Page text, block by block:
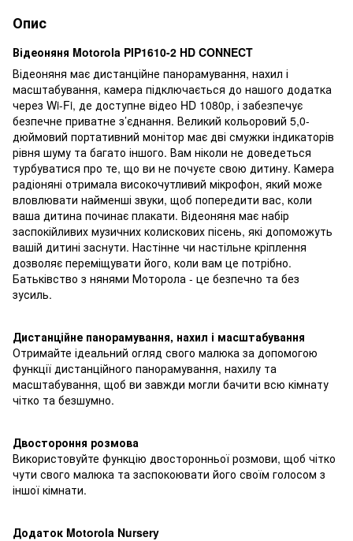
Опис
Відеоняня Motorola PIP1610-2 HD CONNECT
Відеоняня має дистанційне панорамування, нахил і
масштабування, камера підключається до нашого додатка
через Wi-Fi, де доступне відео HD 1080p, і забезпечує
безпечне приватне з’єднання. Великий кольоровий 5,0-
дюймовий портативний монітор має дві смужки індикаторів
рівня шуму та багато іншого. Вам ніколи не доведеться
турбуватися про те, що ви не почуєте свою дитину. Камера
радіоняні отримала високочутливий мікрофон, який може
вловлювати найменші звуки, щоб попередити вас, коли
ваша дитина починає плакати. Відеоняня має набір
заспокійливих музичних колискових пісень, які допоможуть
вашій дитині заснути. Настінне чи настільне кріплення
дозволяє переміщувати його, коли вам це потрібно.
Батьківство з нянями Моторола - це безпечно та без
зусиль.
Дистанційне панорамування, нахил і масштабування
Отримайте ідеальний огляд свого малюка за допомогою
функції дистанційного панорамування, нахилу та
масштабування, щоб ви завжди могли бачити всю кімнату
чітко та безшумно.
Двостороння розмова
Використовуйте функцію двосторонньої розмови, щоб чітко
чути свого малюка та заспокоювати його своїм голосом з
іншої кімнати.
Додаток Motorola Nursery